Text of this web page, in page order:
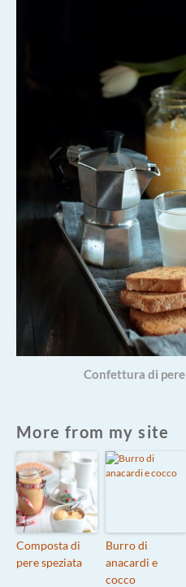
Confettura di
More from my site
Composta di
pere speziata
Burro di
anacardi e
cocco